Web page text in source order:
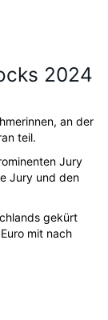
2024
an der
teil.
Jury
Jury und den
gekürt
mit nach